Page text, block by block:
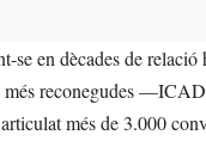
en dècades de relació
més reconegudes
més de 3.000